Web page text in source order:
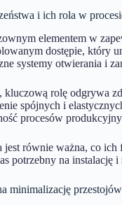
i ich rola w
elementem w
dostępie,
systemy otwierania i
rolę odgrywa
spójnych i
procesów
jest równie ważna, co
potrzebny na
minimalizację